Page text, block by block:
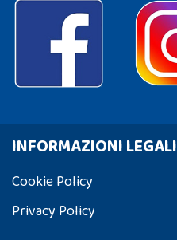
INFORMAZIONI LEGALI
Cookie Policy
Privacy Policy